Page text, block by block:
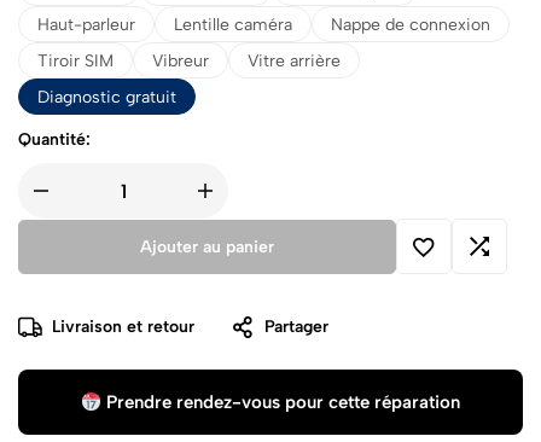
Haut-parleur
Lentille caméra
Nappe de connexion
Tiroir SIM
Vibreur
Vitre arrière
Diagnostic gratuit
Quantité:
Ajouter au panier
Livraison et retour Partager
Prendre rendez-vous pour cette réparation